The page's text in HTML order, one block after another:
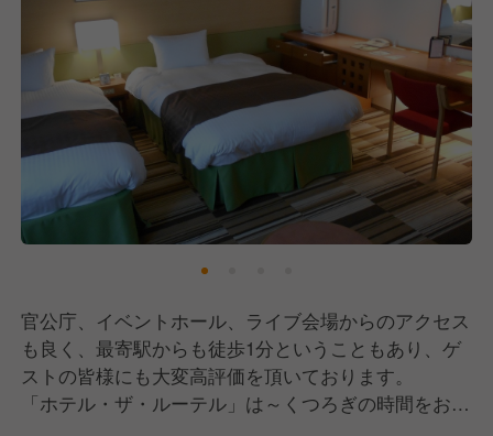
官公庁、イベントホール、ライブ会場からのアクセス
も良く、最寄駅からも徒歩1分ということもあり、ゲ
ストの皆様にも大変高評価を頂いております。
「ホテル・ザ・ルーテル」は～くつろぎの時間をお約